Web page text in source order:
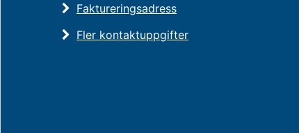
Faktureringsadress
Fler kontaktuppgifter